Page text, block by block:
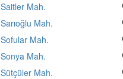
Saitler Mah.
Sarıoğlu Mah.
Sofular Mah.
Sonya Mah.
Sütçüler Mah.